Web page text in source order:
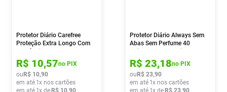
Protetor Diário Carefree
Proteção Extra Longo Com
Unidades
R$ 10,57no PIX
ou R$ 10,90
em até 1x nos cartões
Protetor Diário Always Sem
Abas Sem Perfume 40
Menos
R$ 23,18no PIX
ou R$ 23,90
em até 1x nos cartões